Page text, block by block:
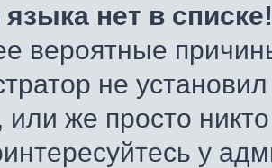
нет в списке!
вероятные
не
же просто
у